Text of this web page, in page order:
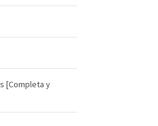
[Completa y